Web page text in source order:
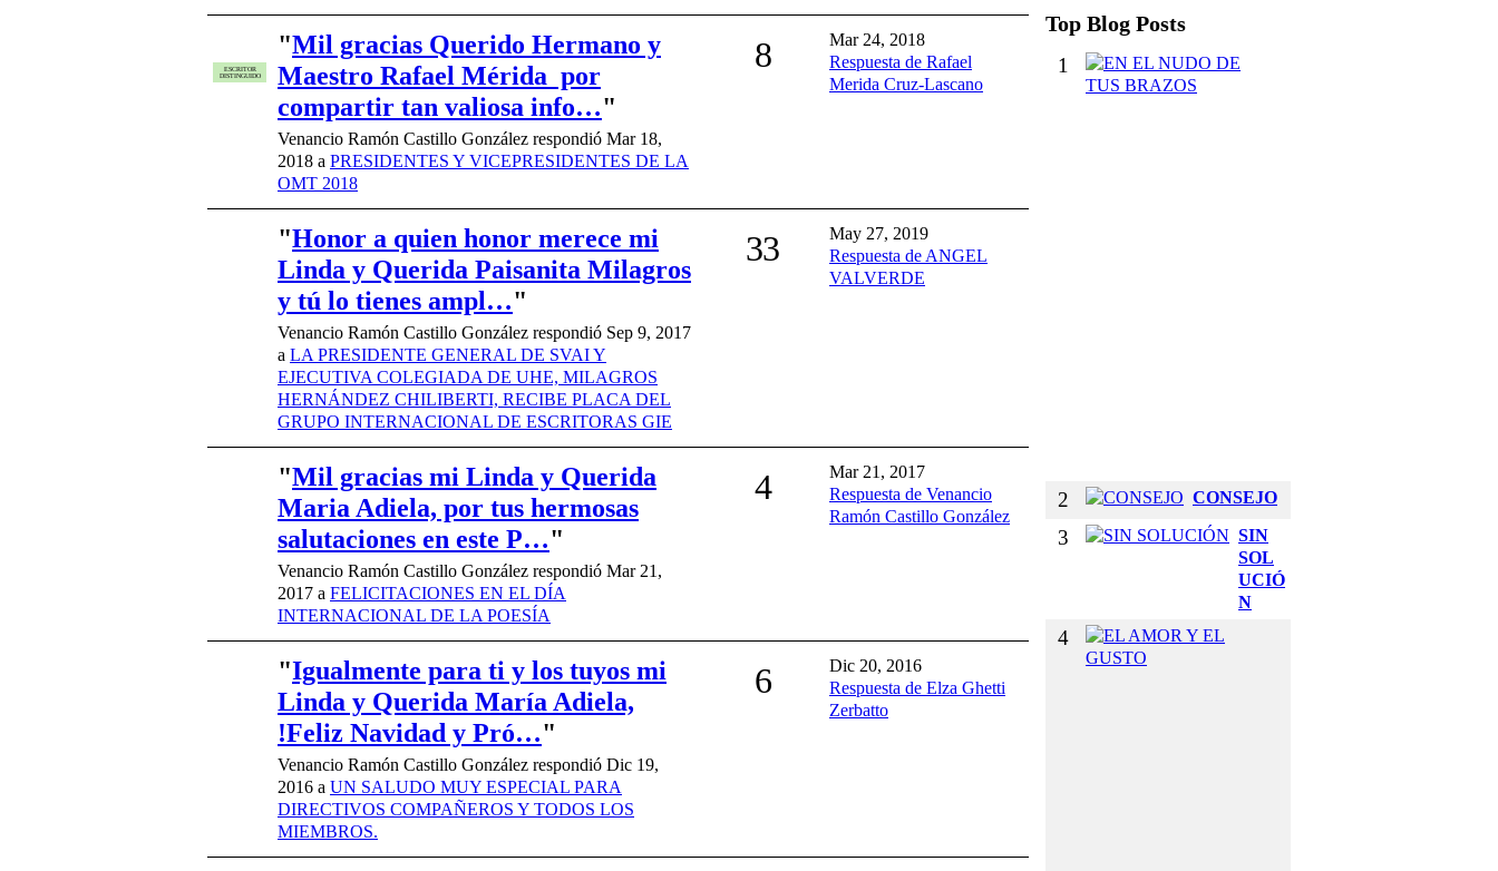
ESCRITOR
DISTINGUIDO
"Mil gracias Querido Hermano y
Maestro Rafael Mérida por
compartir tan valiosa info…"
Venancio Ramón Castillo González respondió Mar 18,
2018 a PRESIDENTES Y VICEPRESIDENTES DE LA
OMT 2018
8
Mar 24, 2018
Respuesta de Rafael
Merida Cruz-Lascano
"Honor a quien honor merece mi
Linda y Querida Paisanita Milagros
y tú lo tienes ampl…"
Venancio Ramón Castillo González respondió Sep 9, 2017
a LA PRESIDENTE GENERAL DE SVAI Y
EJECUTIVA COLEGIADA DE UHE, MILAGROS
HERNÁNDEZ CHILIBERTI, RECIBE PLACA DEL
GRUPO INTERNACIONAL DE ESCRITORAS GIE
33
May 27, 2019
Respuesta de ANGEL
VALVERDE
"Mil gracias mi Linda y Querida
Maria Adiela, por tus hermosas
salutaciones en este P…"
Venancio Ramón Castillo González respondió Mar 21,
2017 a FELICITACIONES EN EL DÍA
INTERNACIONAL DE LA POESÍA
4
Mar 21, 2017
Respuesta de Venancio
Ramón Castillo González
"Igualmente para ti y los tuyos mi
Linda y Querida María Adiela,
!Feliz Navidad y Pró…"
Venancio Ramón Castillo González respondió Dic 19,
2016 a UN SALUDO MUY ESPECIAL PARA
DIRECTIVOS COMPAÑEROS Y TODOS LOS
MIEMBROS.
6
Dic 20, 2016
Respuesta de Elza Ghetti
Zerbatto
Top Blog Posts
1
2 CONSEJO
3
SIN
SOL
UCIÓ
N
4